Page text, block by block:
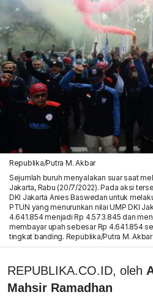
Republika/Putra M. Akbar
Sejumlah buruh menyalakan suar saat
Jakarta, Rabu (20/7/2022). Pada aksi
DKI Jakarta Anies Baswedan untuk
PTUN yang menurunkan nilai UMP DKI
4.641.854 menjadi Rp 4.573.845 dan
membayar upah sebesar Rp 4.641.854
tingkat banding. Republika/Putra M. Akbar
REPUBLIKA.CO.ID, oleh
Mahsir Ramadhan